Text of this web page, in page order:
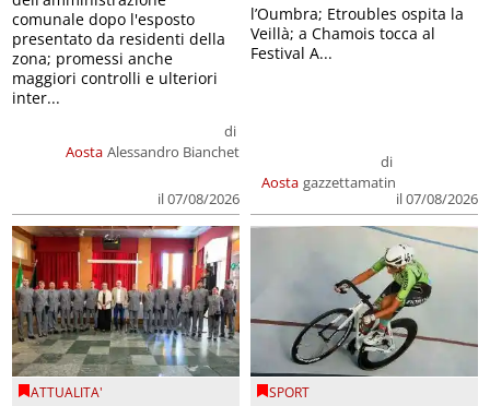
Aosta
di
Alessandro Bianchet
il 07/08/2026
comunale dopo l'esposto
presentato da residenti della
zona; promessi anche
maggiori controlli e ulteriori
inter...
Aosta
di
gazzettamatin
il 07/08/2026
l’Oumbra; Etroubles ospita la
Veillà; a Chamois tocca al
Festival A...
ATTUALITA' SPORT